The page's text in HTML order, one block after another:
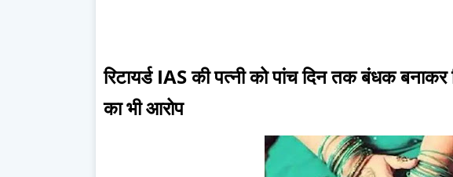
र‍िटायर्ड IAS की पत्नी को पांच द‍िन तक बंधक बनाकर
का भी आरोप